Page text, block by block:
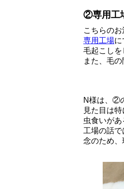
②専用工
こちらのお
専用工場に
毛起こしを
また、毛
N様は、②
見た目は
虫食いがあ
工場の話
念のため、